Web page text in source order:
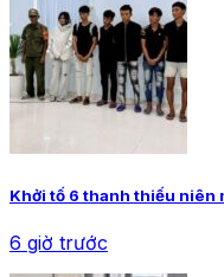
Khởi tố 6 thanh thiếu niên
6 giờ trước